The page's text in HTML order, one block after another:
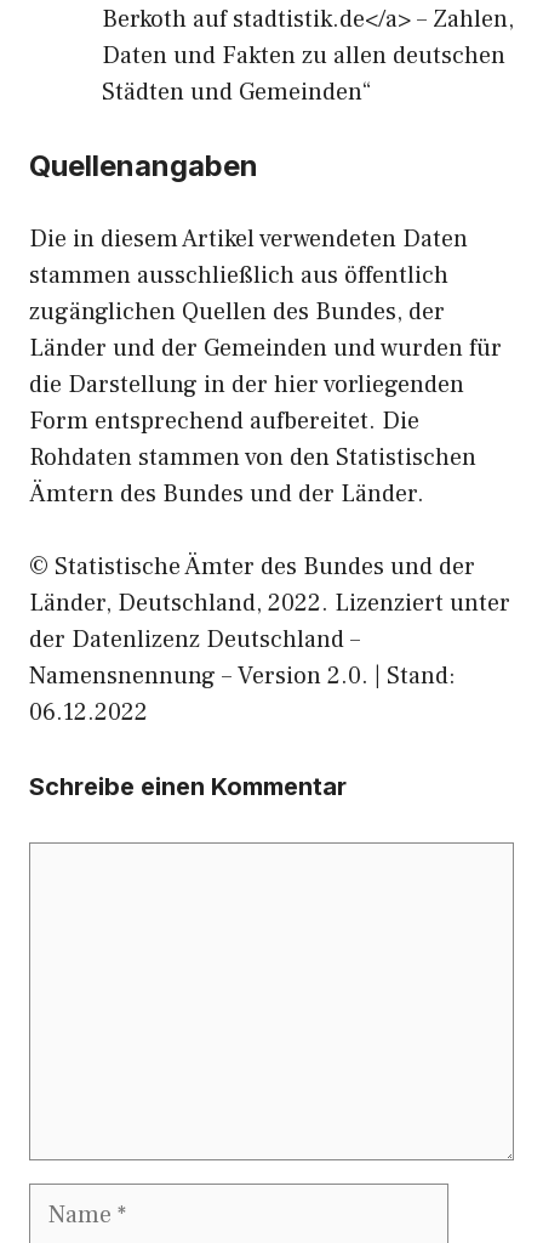
Berkoth auf stadtistik.de</a> – Zahlen,
Daten und Fakten zu allen deutschen
Städten und Gemeinden“
Quellenangaben
Die in diesem Artikel verwendeten Daten
stammen ausschließlich aus öffentlich
zugänglichen Quellen des Bundes, der
Länder und der Gemeinden und wurden für
die Darstellung in der hier vorliegenden
Form entsprechend aufbereitet. Die
Rohdaten stammen von den Statistischen
Ämtern des Bundes und der Länder.
© Statistische Ämter des Bundes und der
Länder, Deutschland, 2022. Lizenziert unter
der Datenlizenz Deutschland –
Namensnennung – Version 2.0. | Stand:
06.12.2022
Schreibe einen Kommentar
Name